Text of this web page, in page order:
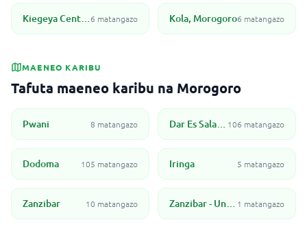
Kiegeya Center, Morogoro6 matangazo Kola, Morogoro6 matangazo
MAENEO KARIBU
Tafuta maeneo karibu na Morogoro
Pwani 8 matangazo Dar Es Salaam 106 matangazo
Dodoma 105 matangazo Iringa 5 matangazo
Zanzibar 10 matangazo Zanzibar - Unguja North 1 matangazo